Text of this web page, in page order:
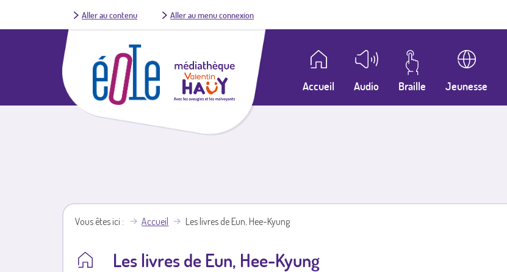
Aller au contenu Aller au menu connexion
Accueil Audio Braille Jeunesse
Vous êtes ici Accueil Les livres de Eun, Hee-Kyung
Les livres de Eun, Hee-Kyung